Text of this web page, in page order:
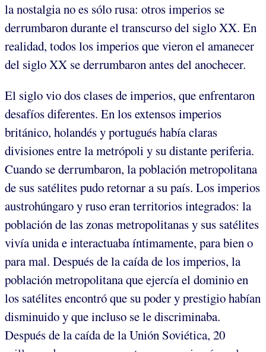
la nostalgia no es sólo rusa: otros imperios se
derrumbaron durante el transcurso del siglo XX. En
realidad, todos los imperios que vieron el amanecer
del siglo XX se derrumbaron antes del anochecer.
El siglo vio dos clases de imperios, que enfrentaron
desafíos diferentes. En los extensos imperios
británico, holandés y portugués había claras
divisiones entre la metrópoli y su distante periferia.
Cuando se derrumbaron, la población metropolitana
de sus satélites pudo retornar a su país. Los imperios
austrohúngaro y ruso eran territorios integrados: la
población de las zonas metropolitanas y sus satélites
vivía unida e interactuaba íntimamente, para bien o
para mal. Después de la caída de los imperios, la
población metropolitana que ejercía el dominio en
los satélites encontró que su poder y prestigio habían
disminuido y que incluso se le discriminaba.
Después de la caída de la Unión Soviética, 20